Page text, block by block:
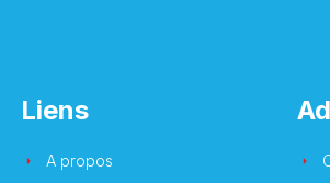
Liens
A propos